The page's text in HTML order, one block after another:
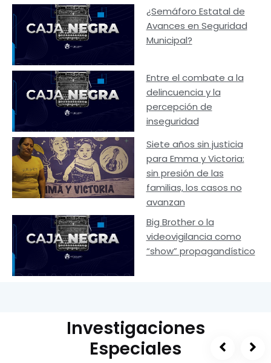
¿Semáforo Estatal de
Avances en Seguridad
Municipal?
Entre el combate a la
delincuencia y la
percepción de
inseguridad
Siete años sin justicia
para Emma y Victoria:
sin presión de las
familias, los casos no
avanzan
Big Brother o la
videovigilancia como
“show” propagandístico
Investigaciones
Especiales